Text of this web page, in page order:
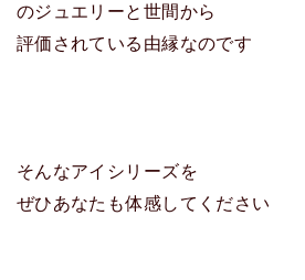
のジュエリーと世間から
評価されている由縁なのです
そんなアイシリーズを
ぜひあなたも体感してください